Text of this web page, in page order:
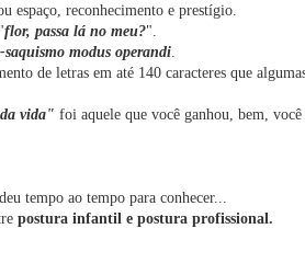
espaço, reconhecimento e prestígio.
flor, passa lá no meu?".
saquismo modus operandi.
de letras em até 140 caracteres que
vida" foi aquele que você ganhou, bem,
tempo ao tempo para conhecer...
postura infantil e postura profissional.